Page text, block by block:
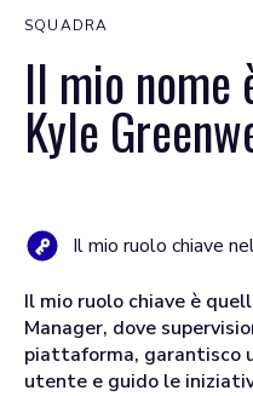
SQUADRA
Il mio nome
Kyle
Il mio ruolo chiave
Il mio ruolo chiave è
Manager, dove
piattaforma, garantisco
utente e guido le